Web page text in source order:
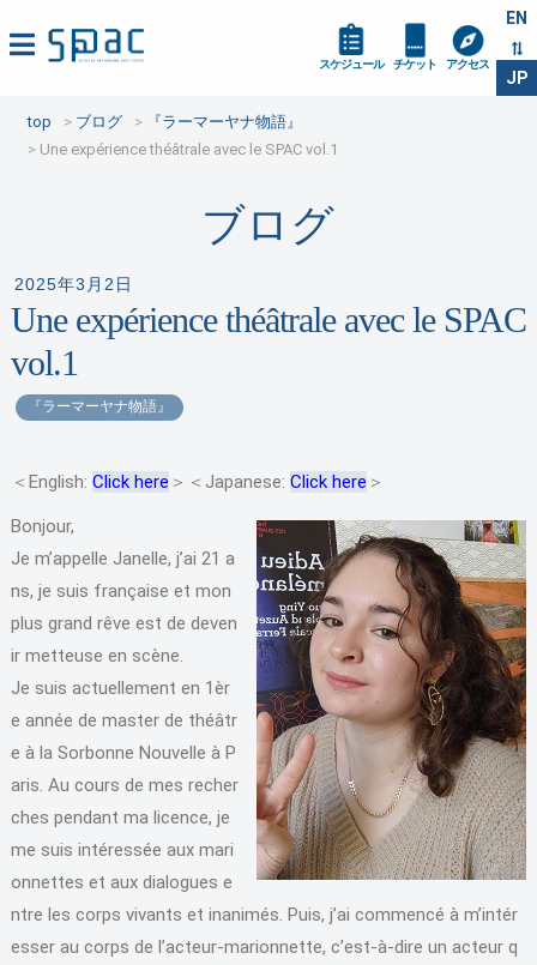
EN
JP
スケジュール チケット アクセス
top ブログ
『ラーマーヤナ物語』
Une expérience théâtrale avec le SPAC vol.1
ブログ
2025年3月2日
Une expérience théâtrale avec le SPAC
vol.1
『ラーマーヤナ物語』
＜English: Click here ＞＜Japanese: Click here ＞
Bonjour,
Je m’appelle Janelle, j’ai 21 a
ns, je suis française et mon
plus grand rêve est de deven
ir metteuse en scène.
Je suis actuellement en 1èr
e année de master de théâtr
e à la Sorbonne Nouvelle à P
aris. Au cours de mes recher
ches pendant ma licence, je
me suis intéressée aux mari
onnettes et aux dialogues e
ntre les corps vivants et inanimés. Puis, j’ai commencé à m’intér
esser au corps de l’acteur-marionnette, c’est-à-dire un acteur q